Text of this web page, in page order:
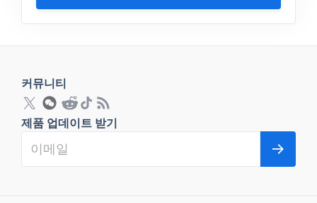
커뮤니티
제품 업데이트 받기